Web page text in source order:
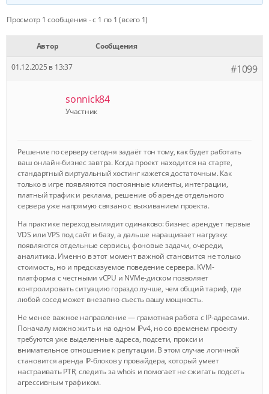
Просмотр 1 сообщения - с 1 по 1 (всего 1)
Автор Сообщения
01.12.2025 в 13:37 #1099
sonnick84
Участник
Решение по серверу сегодня задаёт тон тому, как будет работать
ваш онлайн-бизнес завтра. Когда проект находится на старте,
стандартный виртуальный хостинг кажется достаточным. Как
только в игре появляются постоянные клиенты, интеграции,
платный трафик и реклама, решение об аренде отдельного
сервера уже напрямую связано с выживанием проекта.
На практике переход выглядит одинаково: бизнес арендует первые
VDS или VPS под сайт и базу, а дальше наращивает нагрузку:
появляются отдельные сервисы, фоновые задачи, очереди,
аналитика. Именно в этот момент важной становится не только
стоимость, но и предсказуемое поведение сервера. KVM-
платформа с честными vCPU и NVMe-диском позволяет
контролировать ситуацию гораздо лучше, чем общий тариф, где
любой сосед может внезапно съесть вашу мощность.
Не менее важное направление — грамотная работа с IP-адресами.
Поначалу можно жить и на одном IPv4, но со временем проекту
требуются уже выделенные адреса, подсети, прокси и
внимательное отношение к репутации. В этом случае логичной
становится аренда IP-блоков у провайдера, который умеет
настраивать PTR, следить за whois и помогает не сжигать подсеть
агрессивным трафиком.